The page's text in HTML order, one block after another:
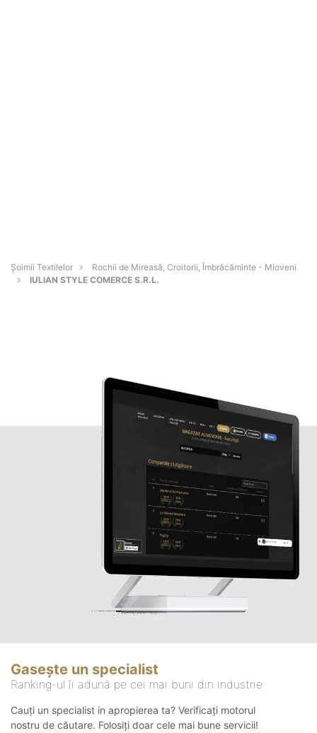
Șoimii Textilelor
Rochii de Mireasă, Croitorii, Îmbrăcăminte - Mioveni
IULIAN STYLE COMERCE S.R.L.
Gasește un specialist
Ranking-ul îi adună pe cei mai buni din industrie
Cauți un specialist in apropierea ta? Verificați motorul
nostru de căutare. Folosiți doar cele mai bune servicii!